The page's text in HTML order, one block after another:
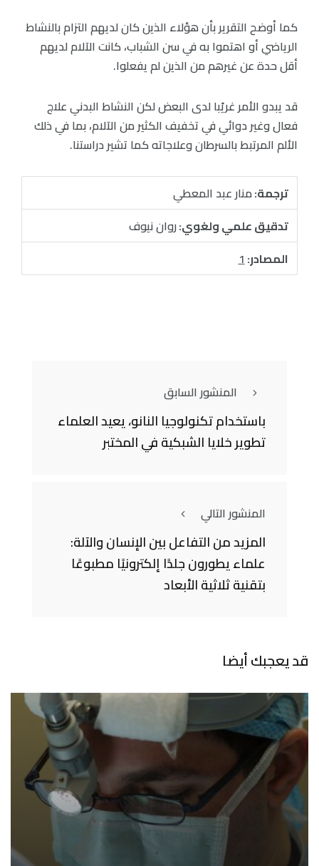
كما أوضح التقرير بأن هؤلاء الذين كان لديهم التزام بالنشاط
الرياضي أو اهتموا به في سن الشباب، كانت الآلام لديهم
أقل حدة عن غيرهم من الذين لم يفعلوا.
قد يبدو الأمر غريًبا لدى البعض لكن النشاط البدني علاج
فعال وغير دوائي في تخفيف الكثير من الآلام، بما في ذلك
الألم المرتبط بالسرطان وعلاجاته كما تشير دراستنا.
ترجمة:منار عبد المعطي
تدقيق علمي ولغوي:روان نيوف
المصادر:1
المنشور السابق
باستخدام تكنولوجيا النانو، يعيد العلماء
تطوير خلايا الشبكية في المختبر
المنشور التالي
المزيد من التفاعل بين الإنسان والآلة:
علماء يطورون جلدًا إلكترونيًا مطبوعًا
بتقنية ثلاثية الأبعاد
قد يعجبك أيضا